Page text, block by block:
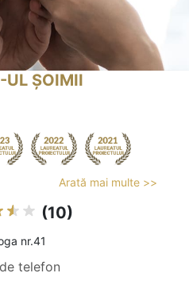
UL ȘOIMII
Arată mai multe >>
(10)
nr.41
telefon